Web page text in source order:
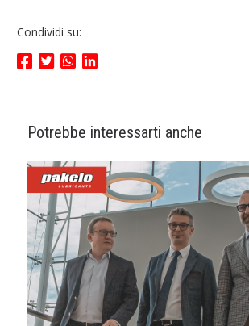
Condividi su:
Potrebbe interessarti anche